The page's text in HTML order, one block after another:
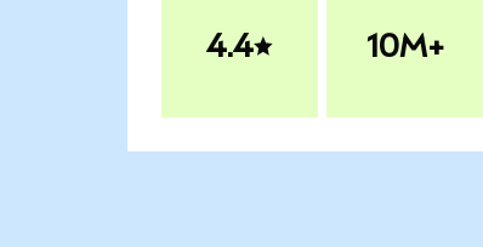
4.4 10M+